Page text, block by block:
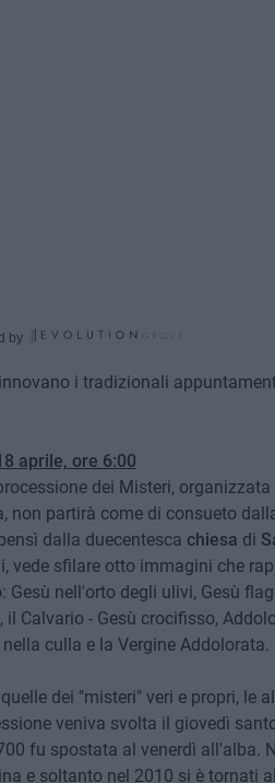
by
i tradizionali
aprile, ore 6:00
dei Misteri, organizzata
non partirà come di consueto
dalla duecentesca chiesa di
vede sfilare otto immagini che
: Gesù nell'orto degli ulivi, Gesù
Calvario - Gesù crocifisso,
culla e la Vergine Addolorata.
dei "misteri" veri e propri, le
veniva svolta il giovedì
fu spostata al venerdì all'alba.
e soltanto nel 2010 si è tornati